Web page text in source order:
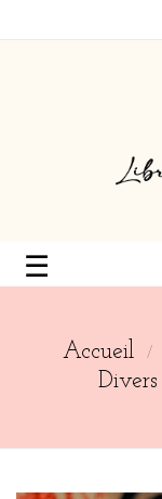
Basculer
☰
Accueil
Divers